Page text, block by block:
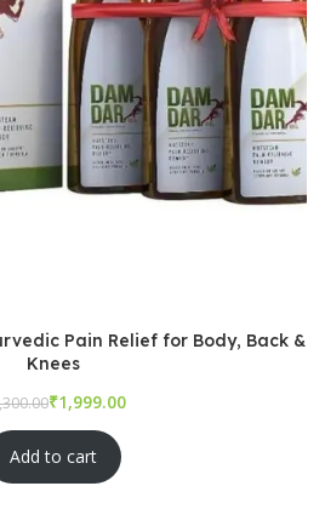
Pain Relief for Body, Back &
Knees
₹
Add to cart